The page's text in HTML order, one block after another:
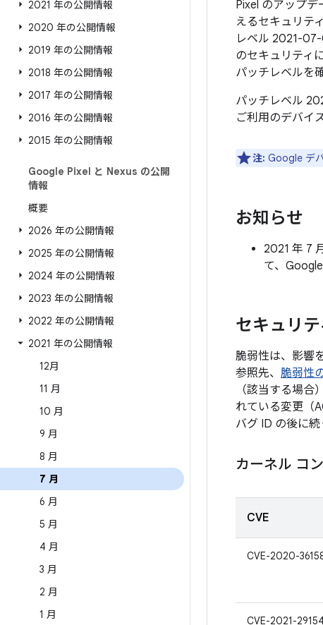
2021 年の公開情報
2020 年の公開情報
2019 年の公開情報
2018 年の公開情報
2017 年の公開情報
2016 年の公開情報
2015 年の公開情報
Google Pixel と Nexus の公開
情報
概要
2026 年の公開情報
2025 年の公開情報
2024 年の公開情報
2023 年の公開情報
2022 年の公開情報
2021 年の公開情報
12月
11 月
10 月
9 月
8 月
7 月
6 月
5 月
4 月
3 月
2 月
1 月
Pixel のアップデ
えるセキュリテ
レベル 2021-
のセキュリティ
パッチレベルを
パッチレベル
ご利用のデバイ
注: Google デ
お知らせ
2021 年 7
て、
セキュリ
脆弱性は、影響
参照先、 脆弱性
（該当する場
れている変更（
バグ ID の後に
カーネル コ
CVE
CVE-2020-
CVE-2021-29154